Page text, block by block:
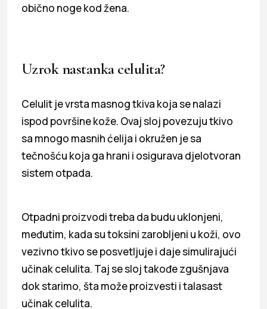
obično noge kod žena.
Uzrok nastanka celulita?
Celulit je vrsta masnog tkiva koja se nalazi
ispod površine kože. Ovaj sloj povezuju tkivo
sa mnogo masnih ćelija i okružen je sa
tečnošću koja ga hrani i osigurava djelotvoran
sistem otpada.
Otpadni proizvodi treba da budu uklonjeni,
međutim, kada su toksini zarobljeni u koži, ovo
vezivno tkivo se posvetljuje i daje simulirajući
učinak celulita. Taj se sloj takođe zgušnjava
dok starimo, šta može proizvesti i talasast
učinak celulita.